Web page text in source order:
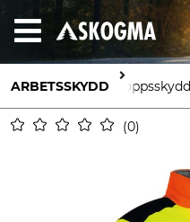
ARBETSSKYDD Kroppsskydd
0